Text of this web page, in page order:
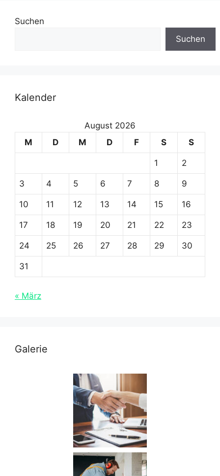
Suchen
Suchen
Kalender
August 2026
M
D M D F S S
1 2
3 4 5 6 7 8 9
10 11 12 13 14 15 16
17 18 19 20 21 22 23
24 25 26 27 28 29 30
31
« März
Galerie